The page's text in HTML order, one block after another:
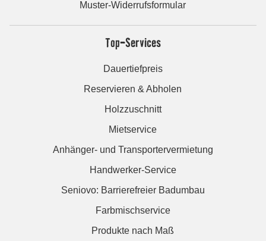
Muster-Widerrufsformular
Top-Services
Dauertiefpreis
Reservieren & Abholen
Holzzuschnitt
Mietservice
Anhänger- und Transportervermietung
Handwerker-Service
Seniovo: Barrierefreier Badumbau
Farbmischservice
Produkte nach Maß